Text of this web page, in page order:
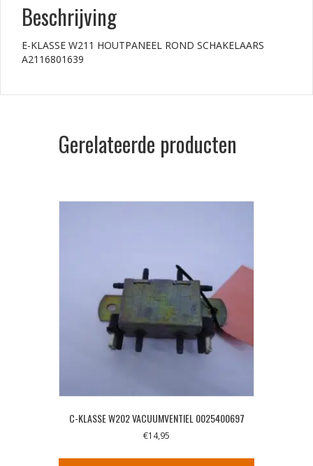
Beschrijving
E-KLASSE W211 HOUTPANEEL ROND SCHAKELAARS
A2116801639
Gerelateerde producten
C-KLASSE W202 VACUUMVENTIEL 0025400697
€14,95